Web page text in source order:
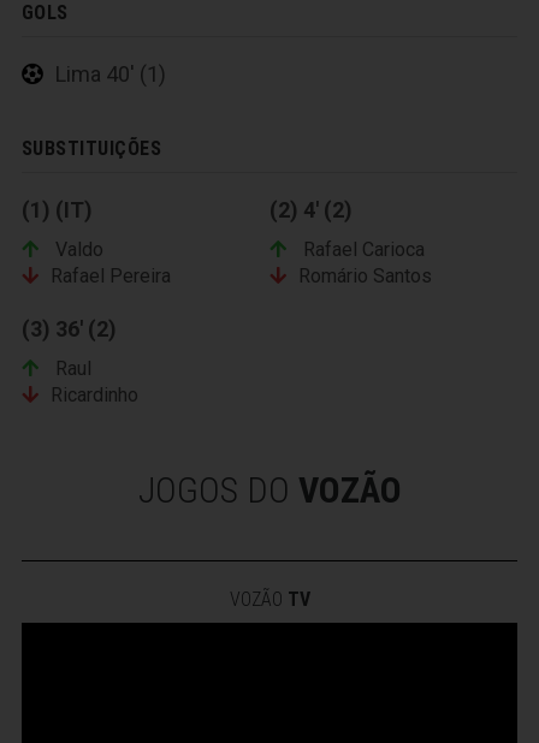
GOLS
Lima 40' (1)
SUBSTITUIÇÕES
(1) (IT)
Valdo
Rafael Pereira
(2) 4' (2)
Rafael Carioca
Romário Santos
(3) 36' (2)
Raul
Ricardinho
JOGOS DO VOZÃO
VOZÃO TV